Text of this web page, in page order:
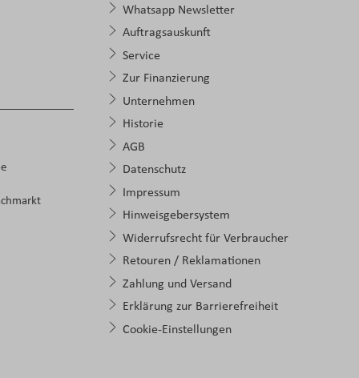
Whatsapp Newsletter
Auftragsauskunft
Service
Zur Finanzierung
Unternehmen
Historie
AGB
Datenschutz
Impressum
Hinweisgebersystem
Widerrufsrecht für Verbraucher
Retouren / Reklamationen
Zahlung und Versand
Erklärung zur Barrierefreiheit
Cookie-Einstellungen